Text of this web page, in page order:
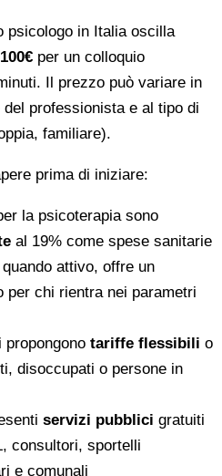
psicologo in Italia oscilla
per un colloquio
Il prezzo può variare in
professionista e al tipo di
familiare).
prima di iniziare:
la psicoterapia sono
al 19% come spese sanitarie
quando attivo, offre un
per chi rientra nei parametri
tariffe flessibili o
disoccupati o persone in
servizi pubblici gratuiti
consultori, sportelli
e comunali